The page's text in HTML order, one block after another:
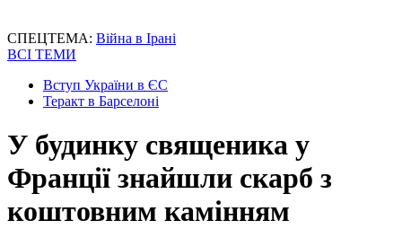
СПЕЦТЕМА: Війна в Ірані
ВСІ ТЕМИ
Вступ України в ЄС
Теракт в Барселоні
У будинку священика у
Франції знайшли скарб з
коштовним камінням